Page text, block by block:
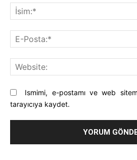
Ismimi, e-postamı ve web
tarayıcıya kaydet.